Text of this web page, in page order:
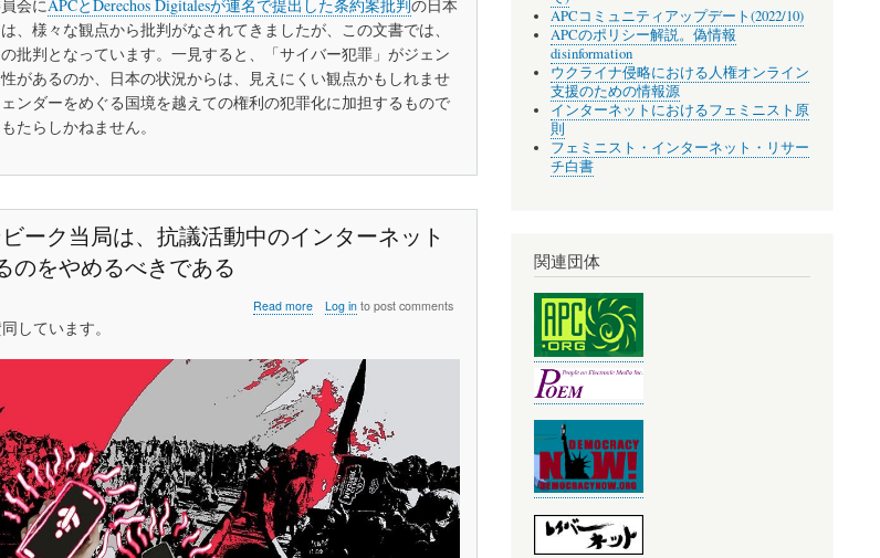
ン
ダ
ー
視
点
バ
条
判
す
る
(APC、
Derechos
Digitales)
会にAPCとDerechos Digitalesが連名で提出した条約案批判の日本
、様々な観点から批判がなされてきましたが、この文書では、
批判となっています。一見すると、「サイバー犯罪」がジェン
があるのか、日本の状況からは、見えにくい観点かもしれませ
ンダーをめぐる国境を越えての権利の犯罪化に加担するもので
たらしかねません。
ーク当局は、抗議活動中のインターネット
のをやめるべきである
Read more about
ザ
ン
ビ
ー
ク
当
局
は、
抗
議
活
Log in to post comments
しています。
APCコミュニティアップデート(2022/10)
APCのポリシー解説。偽情報
disinformation
ウクライナ侵略における人権オンライン
支援のための情報源
インターネットにおけるフェミニスト原
則
フェミニスト・インターネット・リサー
チ白書
関連団体